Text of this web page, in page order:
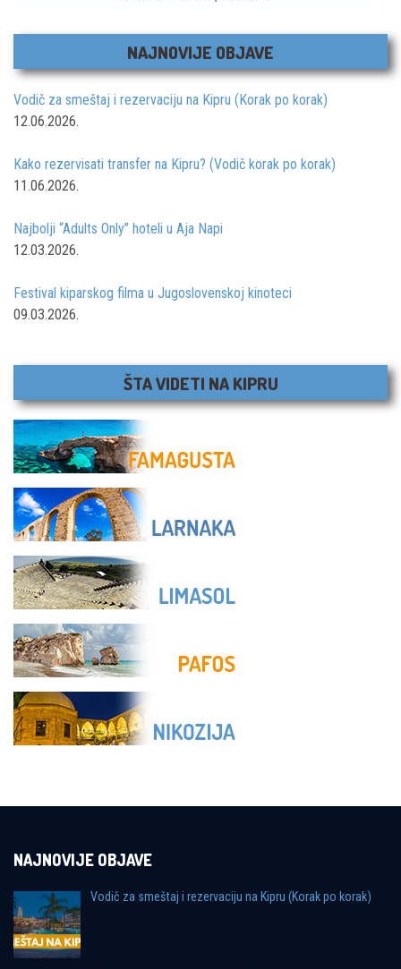
NAJNOVIJE OBJAVE
Vodič za smeštaj i rezervaciju na Kipru (Korak po korak)
12.06.2026.
Kako rezervisati transfer na Kipru? (Vodič korak po korak)
11.06.2026.
Najbolji “Adults Only” hoteli u Aja Napi
12.03.2026.
Festival kiparskog filma u Jugoslovenskoj kinoteci
09.03.2026.
ŠTA VIDETI NA KIPRU
NAJNOVIJE OBJAVE
Vodič za smeštaj i rezervaciju na Kipru (Korak po korak)